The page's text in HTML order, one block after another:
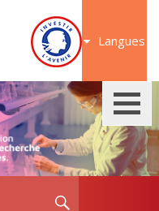
Langues